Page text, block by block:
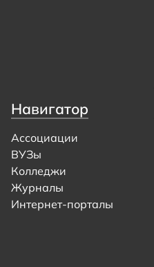
Навигатор
Ассоциации
ВУЗы
Колледжи
Журналы
Интернет-порталы